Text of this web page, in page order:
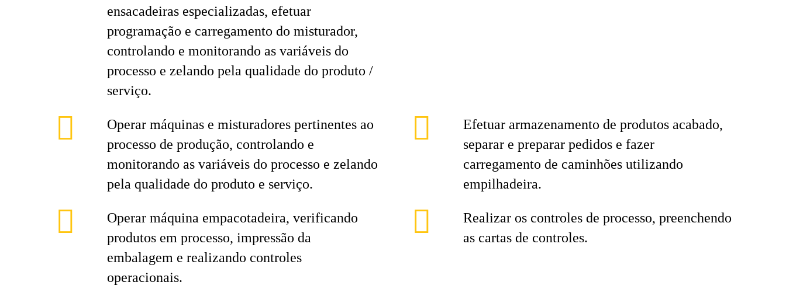
ensacadeiras especializadas, efetuar
programação e carregamento do misturador,
controlando e monitorando as variáveis do
processo e zelando pela qualidade do produto /
serviço.
Operar máquinas e misturadores pertinentes ao
processo de produção, controlando e
monitorando as variáveis do processo e zelando
pela qualidade do produto e serviço.
Efetuar armazenamento de produtos acabado,
separar e preparar pedidos e fazer
carregamento de caminhões utilizando
empilhadeira.
Operar máquina empacotadeira, verificando
produtos em processo, impressão da
embalagem e realizando controles
operacionais.
Realizar os controles de processo, preenchendo
as cartas de controles.